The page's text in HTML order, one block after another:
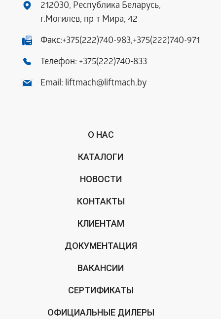
212030, Республика Беларусь,
г.Могилев, пр-т Мира, 42
Факс:+375(222)740-983,+375(222)740-971
Телефон: +375(222)740-833
Email: liftmach@liftmach.by
О НАС
КАТАЛОГИ
НОВОСТИ
КОНТАКТЫ
КЛИЕНТАМ
ДОКУМЕНТАЦИЯ
ВАКАНСИИ
СЕРТИФИКАТЫ
ОФИЦИАЛЬНЫЕ ДИЛЕРЫ